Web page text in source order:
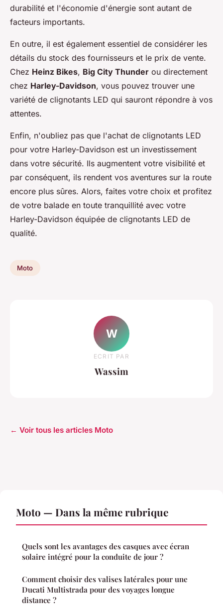
durabilité et l'économie d'énergie sont autant de
facteurs importants.
En outre, il est également essentiel de considérer les
détails du stock des fournisseurs et le prix de vente.
Chez Heinz Bikes, Big City Thunder ou directement
chez Harley-Davidson, vous pouvez trouver une
variété de clignotants LED qui sauront répondre à vos
attentes.
Enfin, n'oubliez pas que l'achat de clignotants LED
pour votre Harley-Davidson est un investissement
dans votre sécurité. Ils augmentent votre visibilité et
par conséquent, ils rendent vos aventures sur la route
encore plus sûres. Alors, faites votre choix et profitez
de votre balade en toute tranquillité avec votre
Harley-Davidson équipée de clignotants LED de
qualité.
Moto
W
ECRIT PAR
Wassim
← Voir tous les articles Moto
Moto — Dans la même rubrique
Quels sont les avantages des casques avec écran
solaire intégré pour la conduite de jour ?
Comment choisir des valises latérales pour une
Ducati Multistrada pour des voyages longue
distance ?